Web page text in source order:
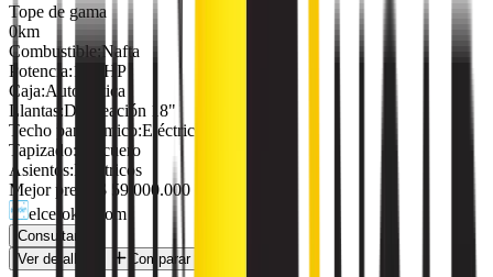
Tope de gama
0km
Combustible:Nafta
Potencia:171 HP
Caja:Automática
Llantas :De aleación 18"
Techo panorámico:Eléctrico
Tapizado: De cuero
Asientos:Eléctricos
Mejor precio
$ 59.000.000
elcerokm.com
Consultar
Ver detalles
Comparar